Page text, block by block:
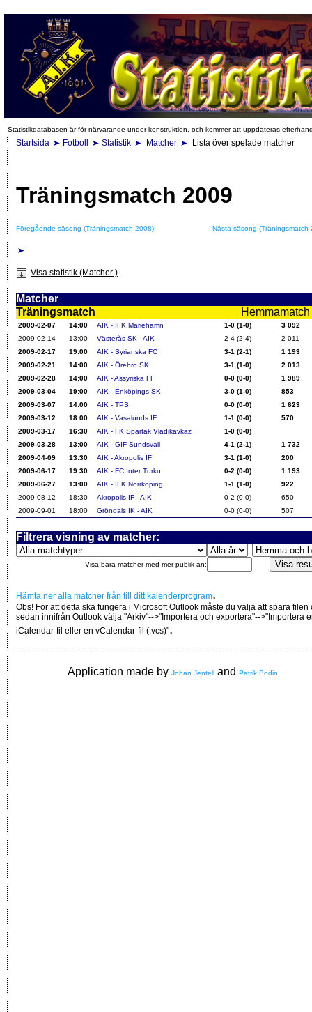
Statistikdatabasen är för närvarande under konstruktion, och kommer att uppdateras
Startsida Fotboll Statistik Matcher Lista över spelade matcher
Träningsmatch 2009
Föregående säsong (Träningsmatch 2008) Nästa säsong (Träningsmatch
Visa statistik (Matcher )
Matcher
Träningsmatch
2009-02-07 14:00 AIK - IFK Mariehamn 1-0 (1-0)
3 092
2009-02-14
13:00 Västerås SK - AIK 2-4 (2-4)
2 011
2009-02-17
19:00 AIK - Syrianska FC 3-1 (2-1)
1 193
2009-02-21
14:00 AIK - Örebro SK 3-1 (1-0)
2 013
2009-02-28
14:00 AIK - Assyriska FF 0-0 (0-0)
1 989
2009-03-04
19:00 AIK - Enköpings SK 3-0 (1-0)
853
2009-03-07
14:00 AIK - TPS 0-0 (0-0)
1 623
2009-03-12
18:00 AIK - Vasalunds IF 1-1 (0-0)
570
2009-03-17
16:30 AIK - FK Spartak Vladikavkaz
1-0 (0-0)
2009-03-28
13:00 AIK - GIF Sundsvall 4-1 (2-1)
1 732
2009-04-09
13:30 AIK - Akropolis IF 3-1 (1-0)
200
2009-06-17
19:30 AIK - FC Inter Turku 0-2 (0-0)
1 193
2009-06-27
13:00 AIK - IFK Norrköping 1-1 (1-0)
922
2009-08-12
18:30 Akropolis IF - AIK 0-2 (0-0)
650
2009-09-01
18:00 Gröndals IK - AIK 0-0 (0-0) 507
Filtrera visning av matcher:
Visa bara matcher med mer publik än:
Hämta ner alla matcher från till ditt kalenderprogram.
Obs! För att detta ska fungera i Microsoft Outlook måste du välja att spara filen
sedan innifrån Outlook välja "Arkiv"-->"Importera och exportera"-->"Importera
iCalendar-fil eller en vCalendar-fil (.vcs)".
Application made by Johan Jentell and Patrik Bodin